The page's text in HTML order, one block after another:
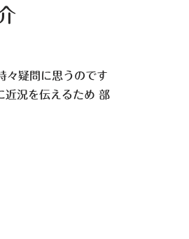
々疑問に思うのです
近況を伝えるため 部